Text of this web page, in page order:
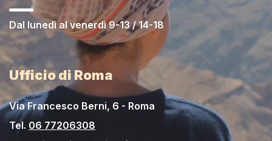
Dal lunedì al venerdì 9-13 / 14-18
Ufficio di Roma
Via Francesco Berni, 6 - Roma
Tel. 06 77206308